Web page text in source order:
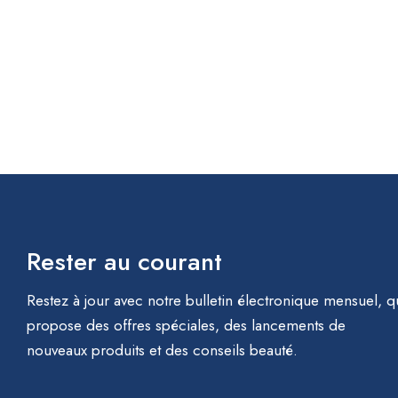
Rester au courant
Restez à jour avec notre bulletin électronique mensuel,
propose des offres spéciales, des lancements de
nouveaux produits et des conseils beauté.